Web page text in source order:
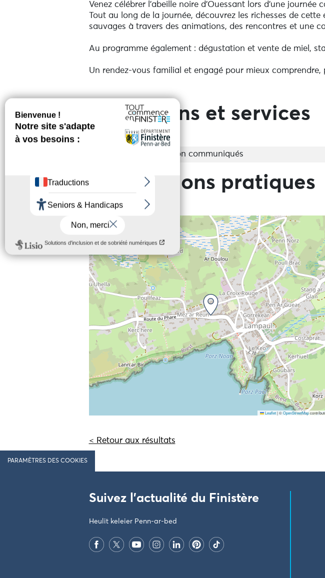
Venez célébrer l'abeille noire d'Ouessant lors d'une
Tout au long de la journée, découvrez les richesses de
sauvages à travers des animations, des rencontres et une
Au programme également : dégustation et vente de miel,
Un rendez-vous familial et engagé pour mieux
Prestations et services
Tarifs non communiqués
Informations pratiques
+
−
Leaflet |©OpenStreetMap
< Retour aux résultats
PARAMÈTRES DES COOKIES
Suivez l'actualité du Finistère
Heulit keleier Penn-ar-bed